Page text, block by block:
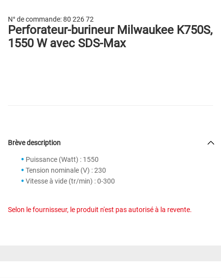
N° de commande:80 226 72
Perforateur-burineur Milwaukee K750S,
1550 W avec SDS-Max
Brève description
Puissance (Watt) : 1550
Tension nominale (V) : 230
Vitesse à vide (tr/min) : 0-300
Selon le fournisseur, le produit n'est pas autorisé à la revente.